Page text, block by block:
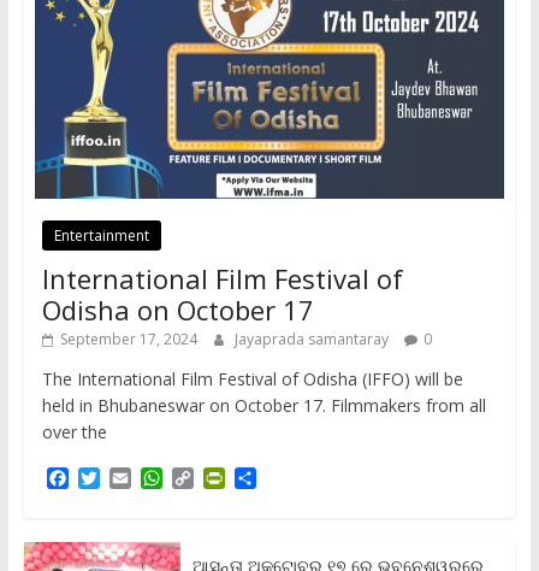
Entertainment
International Film Festival of
Odisha on October 17
September 17, 2024 Jayaprada samantaray 0
The International Film Festival of Odisha (IFFO) will be
held in Bhubaneswar on October 17. Filmmakers from all
over the
F
e
b
T
t
t
E
i
l
W
t
s
C
L
P
t
S
e
ଆସନ୍ତା ଅକ୍ଟୋବର ୧୭ ରେ ଭୁବନେଶ୍ୱରରେ